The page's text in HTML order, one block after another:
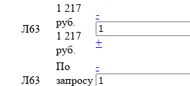
Л63
1 217
руб.
1 217
руб.
-
+
Л63
По
запросу
-